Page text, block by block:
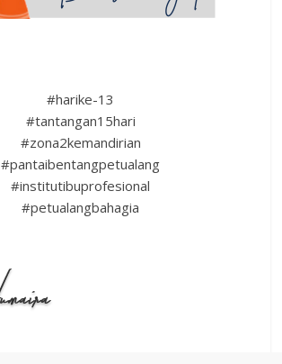
#harike-13
#tantangan15hari
#zona2kemandirian
#pantaibentangpetualang
#institutibuprofesional
#petualangbahagia